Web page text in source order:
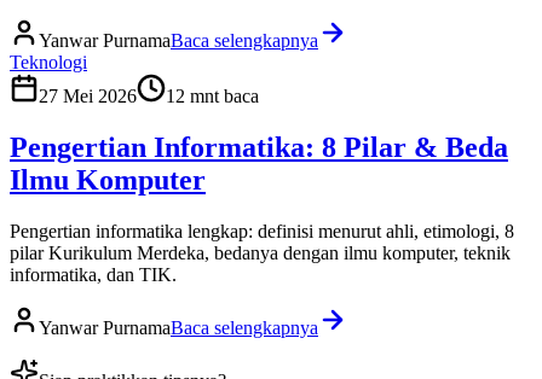
Yanwar PurnamaBaca selengkapnya
Teknologi
27 Mei 2026
12 mnt baca
Pengertian Informatika: 8 Pilar & Beda
Ilmu Komputer
Pengertian informatika lengkap: definisi menurut ahli, etimologi, 8
pilar Kurikulum Merdeka, bedanya dengan ilmu komputer, teknik
informatika, dan TIK.
Yanwar PurnamaBaca selengkapnya